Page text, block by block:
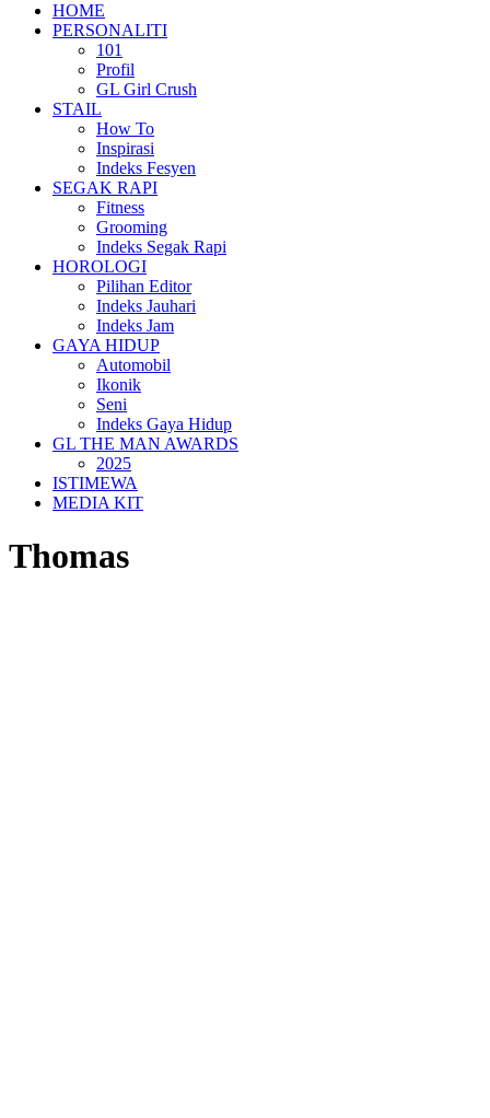
HOME
PERSONALITI
101
Profil
GL Girl Crush
STAIL
How To
Inspirasi
Indeks Fesyen
SEGAK RAPI
Fitness
Grooming
Indeks Segak Rapi
HOROLOGI
Pilihan Editor
Indeks Jauhari
Indeks Jam
GAYA HIDUP
Automobil
Ikonik
Seni
Indeks Gaya Hidup
GL THE MAN AWARDS
2025
ISTIMEWA
MEDIA KIT
Thomas